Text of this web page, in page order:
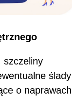
szczeliny
ślady
o naprawach